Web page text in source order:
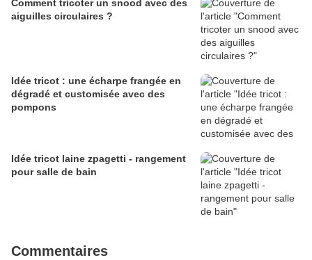
Comment tricoter un snood avec des
aiguilles circulaires ?
Idée tricot : une écharpe frangée en
dégradé et customisée avec des
pompons
Idée tricot laine zpagetti - rangement
pour salle de bain
Commentaires